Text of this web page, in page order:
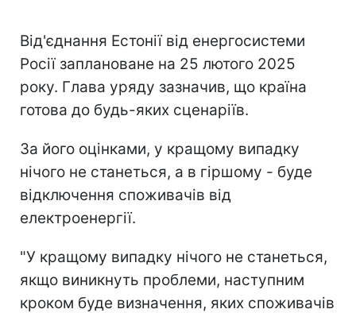
Від'єднання Естонії від енергосистеми
Росії заплановане на 25 лютого 2025
року. Глава уряду зазначив, що країна
готова до будь-яких сценаріїв.
За його оцінками, у кращому випадку
нічого не станеться, а в гіршому - буде
відключення споживачів від
електроенергії.
"У кращому випадку нічого не станеться,
якщо виникнуть проблеми, наступним
кроком буде визначення, яких споживачів